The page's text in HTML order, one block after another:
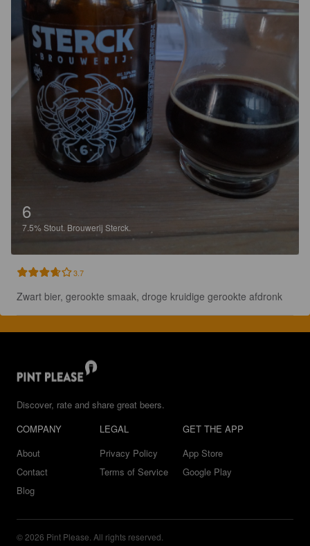
6
7.5% Stout. Brouwerij Sterck.
3.7
Zwart bier, gerookte smaak, droge kruidige gerookte afdronk
Discover, rate and share great beers.
COMPANY
About
Contact
Blog
LEGAL
Privacy Policy
Terms of Service
GET THE APP
App Store
Google Play
© 2026 Pint Please. All rights reserved.